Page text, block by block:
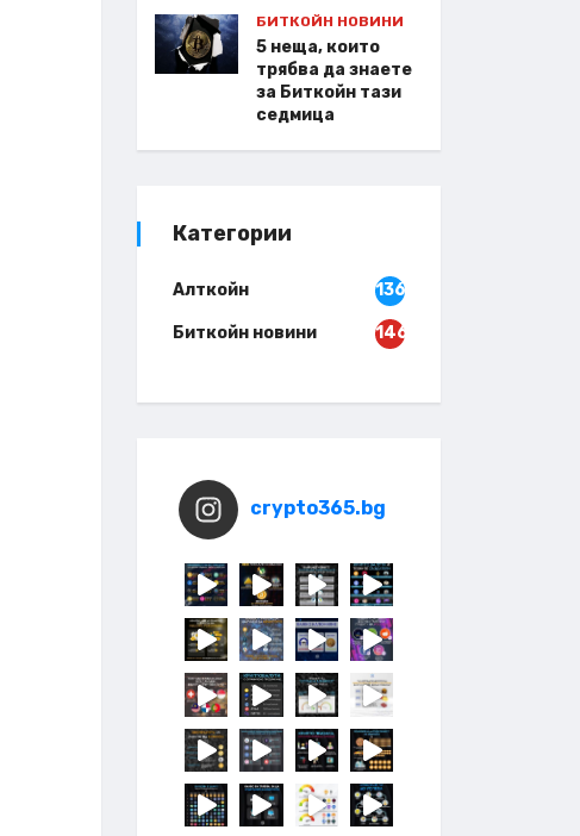
БИТКОЙН НОВИНИ
5 неща, които
трябва да знаете
за Биткойн тази
седмица
Категории
Алткойн 136
Биткойн новини 146
crypto365.bg